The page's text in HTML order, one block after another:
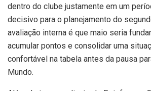
dentro do clube justamente em um
decisivo para o planejamento do
avaliação interna é que maio seria
acumular pontos e consolidar uma
confortável na tabela antes da pausa
Mundo.